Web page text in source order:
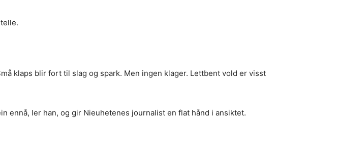
klaps blir fort til slag og spark. Men ingen klager. Lettbent vold er visst
ennå, ler han, og gir Nieuhetenes journalist en flat hånd i ansiktet.